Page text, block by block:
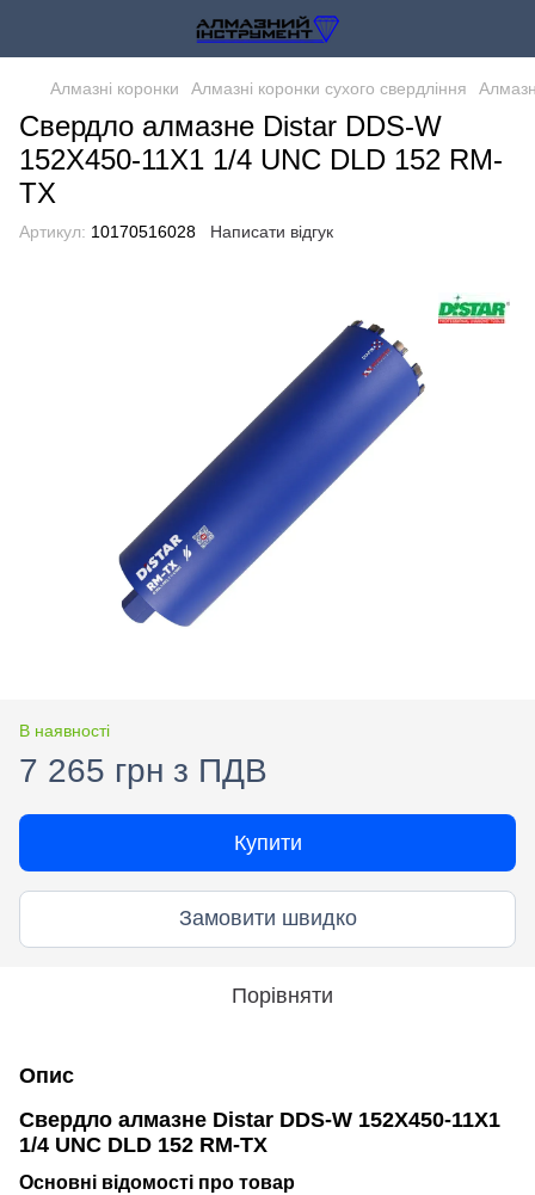
Алмазні коронки Алмазні коронки сухого свердління
Свердло алмазне Distar DDS-W
152X450-11X1 1/4 UNC DLD 152 RM-
TX
Артикул: 10170516028 Написати відгук
В наявності
7 265 грн з ПДВ
Купити
Замовити швидко
Порівняти
Опис
Свердло алмазне Distar DDS-W 152X450-11X1
1/4 UNC DLD 152 RM-TX
Основні відомості про товар